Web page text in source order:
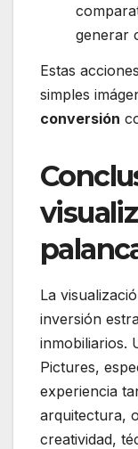
generar
Estas
simples
conversión
La
inversión
inmobiliarios.
Pictures,
experiencia
arquitectura,
creatividad,